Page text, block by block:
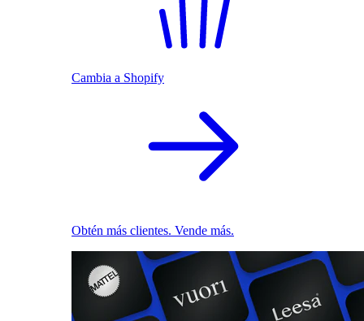
Cambia a Shopify
Obtén más clientes. Vende más.